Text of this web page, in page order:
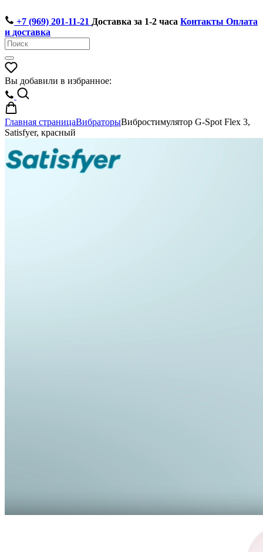
+7 (969) 201-11-21 Доставка за 1-2 часа Контакты Оплата
и доставка
Вы добавили в избранное:
Главная страницаВибраторыВибростимулятор G-Spot Flex 3,
Satisfyer, красный